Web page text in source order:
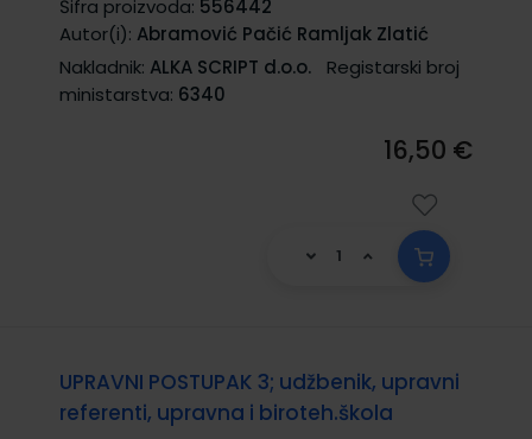
Šifra proizvoda: 556442
Autor(i): Abramović Pačić Ramljak Zlatić
Nakladnik: ALKA SCRIPT d.o.o.
Registarski broj
ministarstva: 6340
16,50 €
UPRAVNI POSTUPAK 3; udžbenik, upravni
referenti, upravna i biroteh.škola